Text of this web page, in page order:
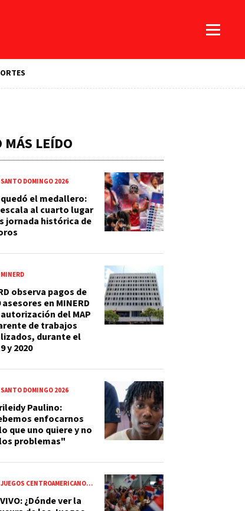
MÁS LEÍDO
SANTO DOMINGO 2026
quedó el medallero:
escala al cuarto lugar
jornada histórica de
MINERD
observa pagos de
asesores en MINERD
del MAP
de trabajos
durante el
y 2020
SANTO DOMINGO 2026
Paulino:
enfocarnos
que uno quiere y no
problemas"
JUEGOS CENTROAMERICANOS Y DEL CARIBE 2026
¿Dónde ver la